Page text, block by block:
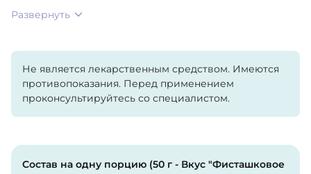
Развернуть
Не является лекарственным средством. Имеются
противопоказания. Перед применением
проконсультируйтесь со специалистом.
Состав на одну порцию (50 г - Вкус "Фисташковое